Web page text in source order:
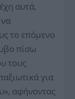
αυτά,
το επόμενο
πίσω
τους
για
αφήνοντας